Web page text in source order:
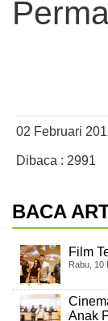
02 Februari
Dibaca : 2991
BACA
Film
Rabu, 10
Anak